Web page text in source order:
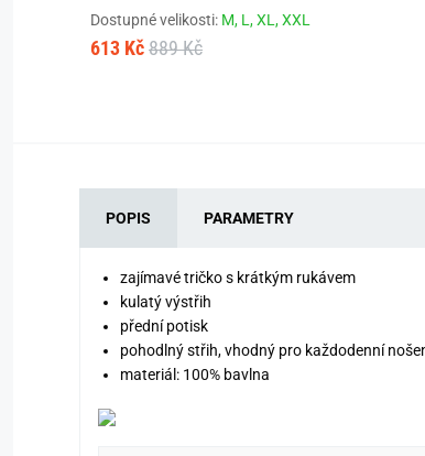
Dostupné velikosti: M, L,XL,XXL
613 Kč 889 Kč
POPIS PARAMETRY
zajímavé tričko s krátkým rukávem
kulatý výstřih
přední potisk
pohodlný střih, vhodný pro každodenní
materiál: 100% bavlna